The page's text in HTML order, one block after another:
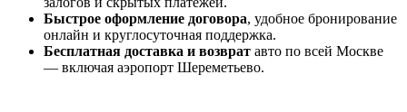
Быстрое оформление договора, удобное бронирование
онлайн и круглосуточная поддержка.
Бесплатная доставка и возврат авто по всей Москве
— включая аэропорт Шереметьево.